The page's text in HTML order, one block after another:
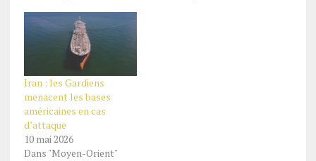
Iran : les Gardiens
menacent les bases
américaines en cas
d’attaque
10 mai 2026
Dans "Moyen-Orient"